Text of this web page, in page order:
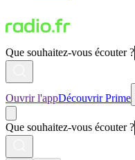
Que souhaitez-vous écouter ?
Ouvrir l'appDécouvrir Prime
Que souhaitez-vous écouter ?